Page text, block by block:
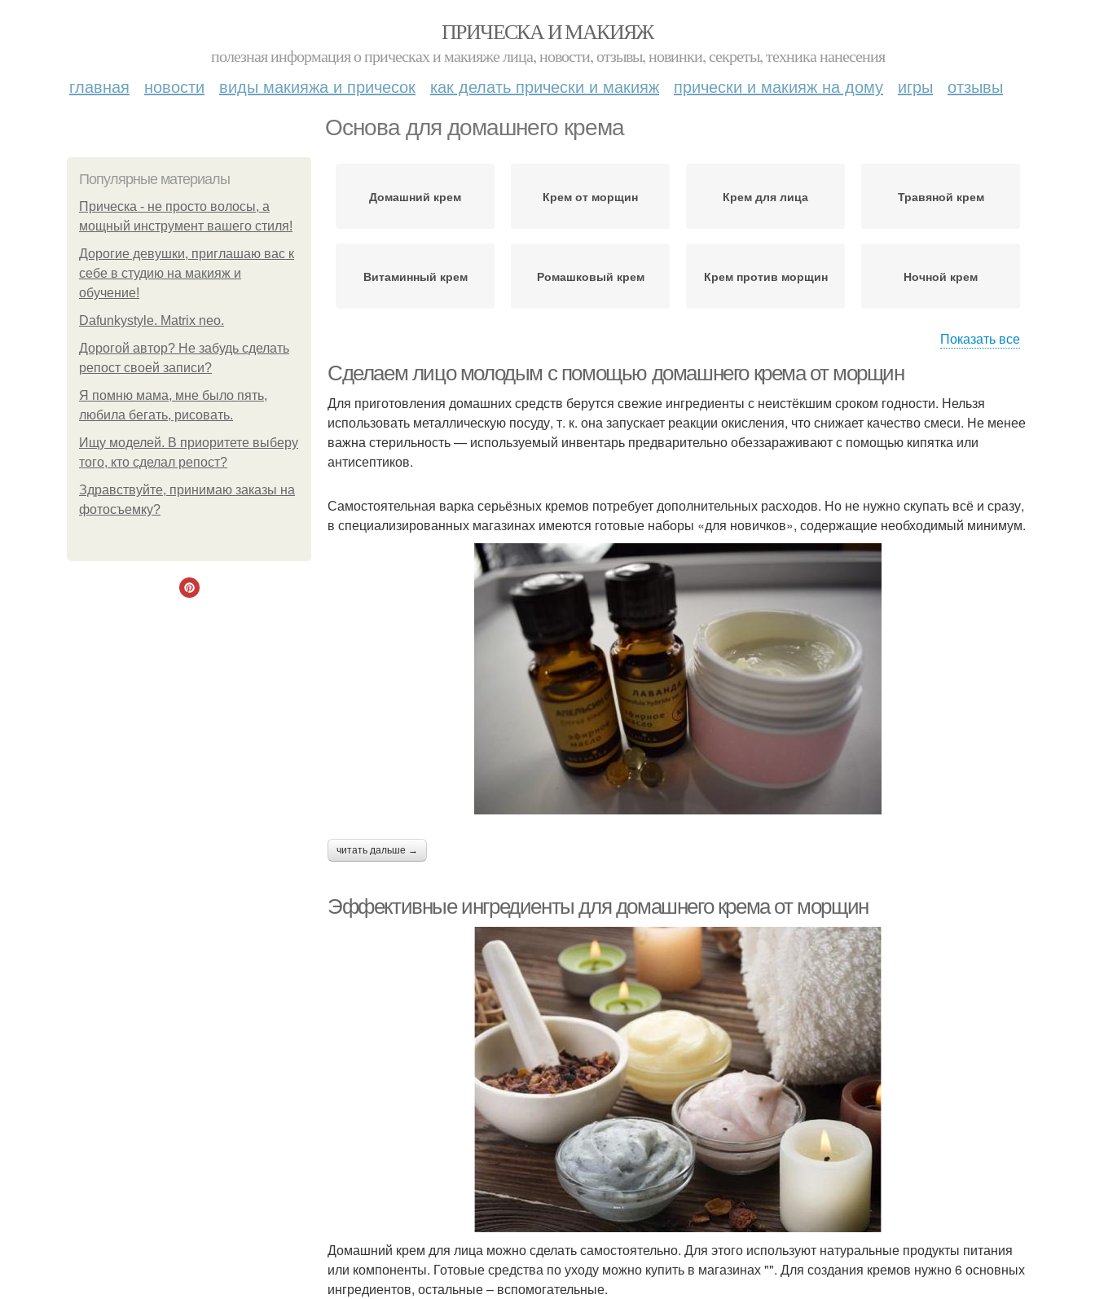
ПРИЧЕСКА И МАКИЯЖ
полезная информация о прическах и макияже лица, новости, отзывы, новинки, секреты, техника нанесения
главная новости виды макияжа и причесок как делать прически и макияж прически и макияж на дому игры отзывы
Основа для домашнего крема
Популярные материалы
Прическа - не просто волосы, а
мощный инструмент вашего стиля!
Дорогие девушки, приглашаю вас к
себе в студию на макияж и
обучение!
Dafunkystyle. Matrix neo.
Дорогой автор? Не забудь сделать
репост своей записи?
Я помню мама, мне было пять,
любила бегать, рисовать.
Ищу моделей. В приоритете выберу
того, кто сделал репост?
Здравствуйте, принимаю заказы на
фотосъемку?
Домашний крем Крем от морщин Крем для лица Травяной крем
Витаминный крем Ромашковый крем Крем против морщин Ночной крем
домашнего крема
Руки в домашних
Волшебный крем
Кожи в домашних
условиях
Антивозрастной крем
Крем в домашних
условиях
Кремы для лица Натуральный крем Крем с травами Условия на основе
Тела на основе Кремы на основе
Руки на основе Жирный крем
Зимний крем
Показать все
Сделаем лицо молодым с помощью домашнего крема от морщин
Для приготовления домашних средств берутся свежие ингредиенты с неистёкшим сроком годности. Нельзя
использовать металлическую посуду, т. к. она запускает реакции окисления, что снижает качество смеси. Не менее
важна стерильность — используемый инвентарь предварительно обеззараживают с помощью кипятка или
антисептиков.
Самостоятельная варка серьёзных кремов потребует дополнительных расходов. Но не нужно скупать всё и сразу,
в специализированных магазинах имеются готовые наборы «для новичков», содержащие необходимый минимум.
читать дальше →
Эффективные ингредиенты для домашнего крема от морщин
Домашний крем для лица можно сделать самостоятельно. Для этого используют натуральные продукты питания
или компоненты. Готовые средства по уходу можно купить в магазинах "". Для создания кремов нужно 6 основных
ингредиентов, остальные – вспомогательные.